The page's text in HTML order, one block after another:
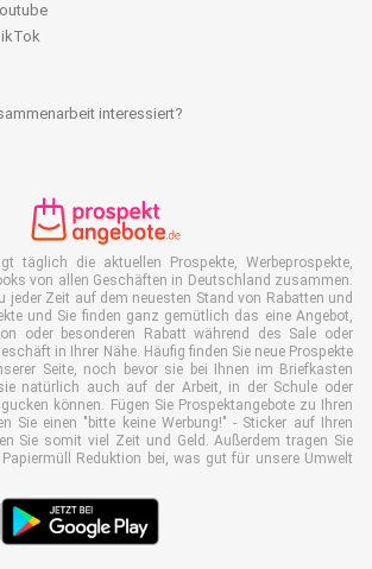
interessiert?
täglich die aktuellen Prospekte, Werbeprospekte,
von allen Geschäften in Deutschland zusammen.
jeder Zeit auf dem neuesten Stand von Rabatten und
und Sie finden ganz gemütlich das eine Angebot,
oder besonderen Rabatt während des Sale oder
in Ihrer Nähe. Häufig finden Sie neue Prospekte
Seite, noch bevor sie bei Ihnen im Briefkasten
natürlich auch auf der Arbeit, in der Schule oder
können. Fügen Sie Prospektangebote zu Ihren
Sie einen "bitte keine Werbung!" - Sticker auf Ihren
Sie somit viel Zeit und Geld. Außerdem tragen Sie
Reduktion bei, was gut für unsere Umwelt